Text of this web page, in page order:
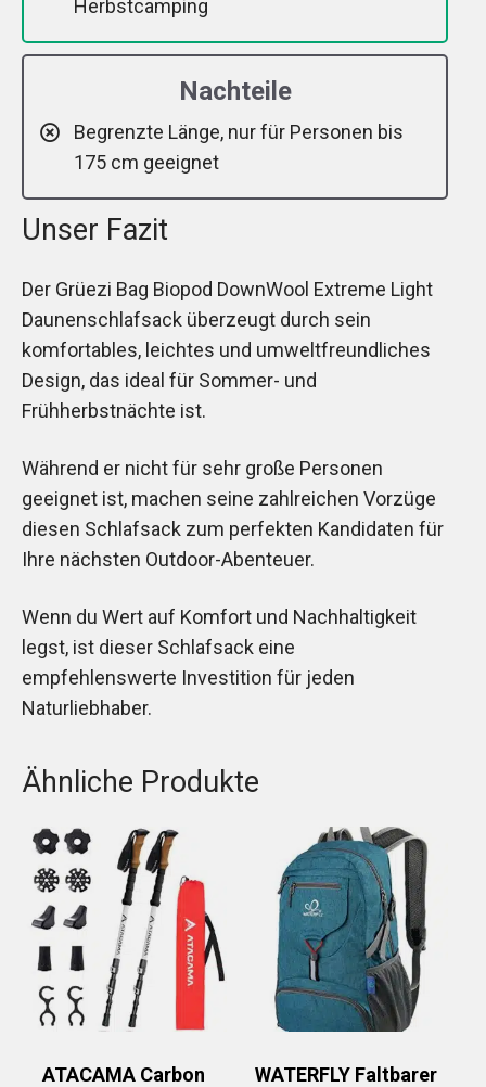
Herbstcamping
Nachteile
Begrenzte Länge, nur für Personen bis
175 cm geeignet
Unser Fazit
Der Grüezi Bag Biopod DownWool Extreme Light
Daunenschlafsack überzeugt durch sein
komfortables, leichtes und umweltfreundliches
Design, das ideal für Sommer- und
Frühherbstnächte ist.
Während er nicht für sehr große Personen
geeignet ist, machen seine zahlreichen Vorzüge
diesen Schlafsack zum perfekten Kandidaten für
Ihre nächsten Outdoor-Abenteuer.
Wenn du Wert auf Komfort und Nachhaltigkeit
legst, ist dieser Schlafsack eine
empfehlenswerte Investition für jeden
Naturliebhaber.
Ähnliche Produkte
ATACAMA Carbon
WATERFLY Faltbarer